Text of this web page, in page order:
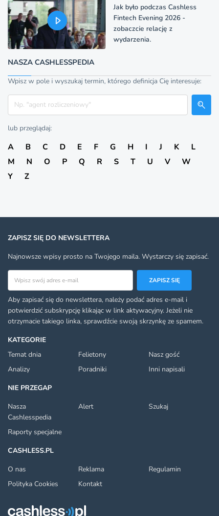
Jak było podczas Cashless
Fintech Evening 2026 -
zobaczcie relację z
wydarzenia.
NASZA CASHLESSPEDIA
Wpisz w pole i wyszukaj termin, którego definicja Cię interesuje:
Szukaj
lub przeglądaj:
A B C D E F G H I J K
L
M
N O P Q R S T U V
W
Y
Z
KATEGORIE
Temat dnia
Felietony
Nasz gość
Analizy
Poradniki
Inni napisali
NIE PRZEGAP
Nasza
Cashlesspedia
Alert Szukaj
Raporty specjalne
CASHLESS.PL
O nas
Reklama
Regulamin
Polityka Cookies
Kontakt
ZAPISZ SIĘ DO NEWSLETTERA
Najnowsze wpisy prosto na Twojego maila. Wystarczy się zapisać.
ZAPISZ SIĘ
Aby zapisać się do newslettera, należy podać adres e-mail i
potwierdzić subskrypcję klikając w link aktywacyjny. Jeżeli nie
otrzymacie takiego linka, sprawdźcie swoją skrzynkę ze spamem.